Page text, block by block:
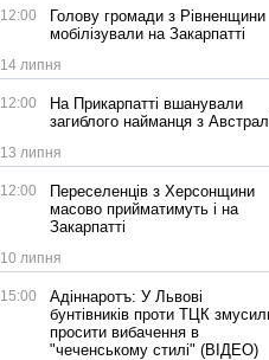
12:00
Голову громади з Рівненщини
мобілізували на Закарпатті
14 липня
12:00
На Прикарпатті вшанували
загиблого найманця з
13 липня
12:00
Переселенців з Херсонщини
масово прийматимуть і на
Закарпатті
10 липня
15:00
Адіннаротъ: У Львові
бунтівників проти ТЦК
просити вибачення в
"чеченському стилі" (ВІДЕО)